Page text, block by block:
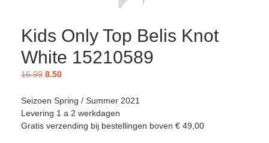
Kids Only Top Belis Knot
White 15210589
16.99 8.50
Seizoen Spring / Summer 2021
Levering 1 a 2 werkdagen
Gratis verzending bij bestellingen boven € 49,00